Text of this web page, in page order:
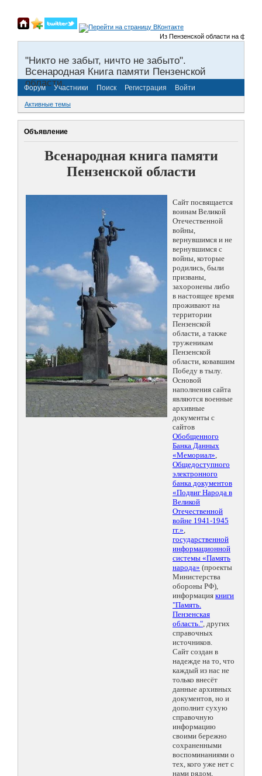
Из Пензенской области на
"Никто не забыт, ничто не забыто".
Всенародная Книга памяти Пензенской
области.
Форум Участники Поиск Регистрация Войти
Активные темы
Объявление
Всенародная книга памяти
Пензенской области
Сайт посвящается
воинам Великой
Отечественной
войны,
вернувшимся и не
вернувшимся с
войны, которые
родились, были
призваны,
захоронены либо
в настоящее время
проживают на
территории
Пензенской
области, а также
труженикам
Пензенской
области, ковавшим
Победу в тылу.
Основой
наполнения сайта
являются военные
архивные
документы с
сайтов
Обобщенного
Банка Данных
«Мемориал»,
Общедоступного
электронного
банка документов
«Подвиг Народа в
Великой
Отечественной
войне 1941-1945
гг.»,
государственной
информационной
системы «Память
народа» (проекты
Министерства
обороны РФ),
информация книги
"Память.
Пензенская
область.", других
справочных
источников.
Сайт создан в
надежде на то, что
каждый из нас не
только внесёт
данные архивных
документов, но и
дополнит сухую
справочную
информацию
своими бережно
сохраненными
воспоминаниями о
тех, кого уже нет с
нами рядом,